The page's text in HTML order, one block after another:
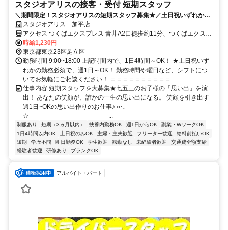
スタジオアリスの接客・受付 短期スタッフ
＼期間限定！スタジオアリスの短期スタッフ募集★／土日祝いずれかの
勤務必須で週1日、1日4h～OK！
スタジオアリス 加平店
アクセス つくばエクスプレス 青井A2口徒歩約11分、つくばエクスプ
レス 六町A1口徒歩約11分、東京メトロ千代田線 北綾瀬1番口徒歩約
18分 つくばエクスプレス 青井駅より徒歩9分 ※環状7号線西加平交差
点そば
時給1,230円
東京都東京23区足立区
勤務時間 9:00~18:00 上記時間内で、1日4時間～OK！ ★土日祝いず
れかの勤務必須で、週1日～OK！ 勤務時間や曜日など、シフトにつ
いてお気軽にご相談ください！ ＝＝＝＝＝＝＝＝＝＝...
仕事内容 短期スタッフを大募集★七五三のお子様の「思い出」を演
出！ あなたの笑顔が、誰かの一生の思い出になる。 笑顔を引き出す
週1日~OKの思い出作りのお仕事♪ ○･｡
☆―――――――――――――...
制服あり 短期（3ヵ月以内） 扶養内勤務OK 週1日からOK
副業・WワークOK
1日4時間以内OK
土日祝のみOK 主婦・主夫歓迎 フリーター歓迎
給料前払いOK
短期
学歴不問 即日勤務OK 学生歓迎 転勤なし 未経験者歓迎
交通費全額支給
経験者歓迎
研修あり ブランクOK
アルバイト・パート